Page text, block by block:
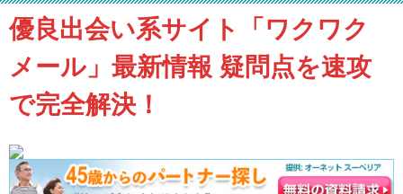
優良出会い系サイト「ワクワク
メール」最新情報 疑問点を速攻
で完全解決！